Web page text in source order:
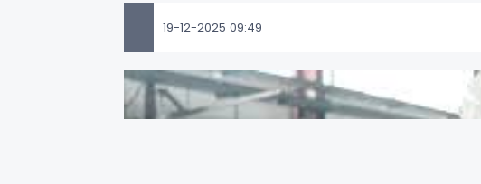
19-12-2025 09:49